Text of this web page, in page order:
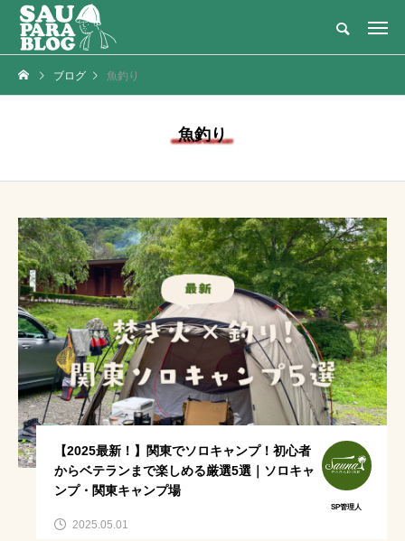
灼熱のテントサウナ × 大自然・アウトドアの新定番
NEW POST カテゴリーごとの最新記事
【2026年最新】関東
でテントサウナならサ
ウナパラダイス｜口コ
ミ・比較
サウナ女
子
2025.03.16
メディア・テレビ
【サウナメディア】ニ
コニコ超会議2024に
登壇！｜湯島チョコさ
んとサウナ対談
江戸紫
2024.04.29
いま話題のワード
ブログ 魚釣り
魚釣り
【2025最新！】関東でソロキャンプ！初心者
からベテランまで楽しめる厳選5選｜ソロキャ
ンプ・関東キャンプ場
SP管理人
2025.05.01